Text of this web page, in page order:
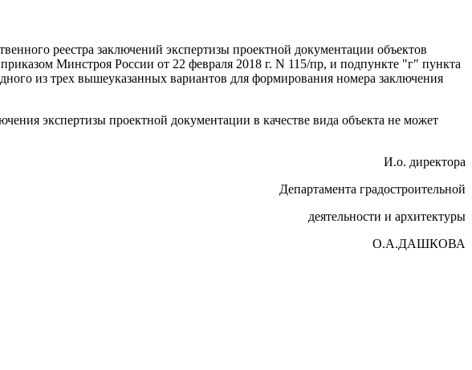
реестра заключений экспертизы проектной документации объектов
Минстроя России от 22 февраля 2018 г. N 115/пр, и подпункте "г" пункта
из трех вышеуказанных вариантов для формирования номера заключения
экспертизы проектной документации в качестве вида объекта не может
И.о. директора
Департамента градостроительной
деятельности и архитектуры
О.А.ДАШКОВА